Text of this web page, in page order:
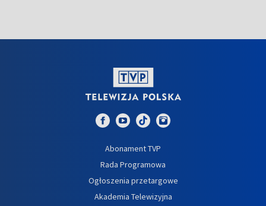
Abonament TVP
Rada Programowa
Ogłoszenia przetargowe
Akademia Telewizyjna